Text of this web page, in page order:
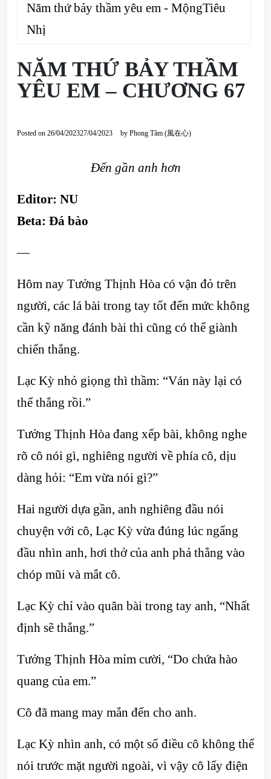
Năm thứ bảy thầm yêu em - MộngTiêu
Nhị
NĂM THỨ BẢY THẦM
YÊU EM – CHƯƠNG 67
Posted on 26/04/202327/04/2023 by Phong Tâm (風在心)
Đến gần anh hơn
Editor: NU
Beta: Đá bào
—
Hôm nay Tưởng Thịnh Hòa có vận đỏ trên
người, các lá bài trong tay tốt đến mức không
cần kỹ năng đánh bài thì cũng có thể giành
chiến thắng.
Lạc Kỳ nhỏ giọng thì thầm: “Ván này lại có
thể thắng rồi.”
Tưởng Thịnh Hòa đang xếp bài, không nghe
rõ cô nói gì, nghiêng người về phía cô, dịu
dàng hỏi: “Em vừa nói gì?”
Hai người dựa gần, anh nghiêng đầu nói
chuyện với cô, Lạc Kỳ vừa đúng lúc ngẩng
đầu nhìn anh, hơi thở của anh phả thẳng vào
chóp mũi và mắt cô.
Lạc Kỳ chỉ vào quân bài trong tay anh, “Nhất
định sẽ thắng.”
Tưởng Thịnh Hòa mỉm cười, “Do chứa hào
quang của em.”
Cô đã mang may mắn đến cho anh.
Lạc Kỳ nhìn anh, có một số điều cô không thể
nói trước mặt người ngoài, vì vậy cô lấy điện